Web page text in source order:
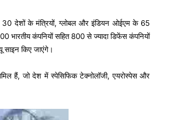
30 देशों के मंत्रियों, ग्लोबल और इंडियन ओईएम के 65
कंपनियों सहित 800 से ज्यादा डिफेंस कंपनियों
साइन किए जाएंगे।
हैं, जो देश में स्पेसिफिक टेक्नोलॉजी, एयरोस्पेस और